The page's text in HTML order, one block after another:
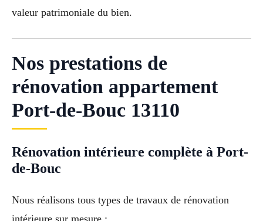
valeur patrimoniale du bien.
Nos prestations de
rénovation appartement
Port-de-Bouc 13110
Rénovation intérieure complète à Port-
de-Bouc
Nous réalisons tous types de travaux de rénovation